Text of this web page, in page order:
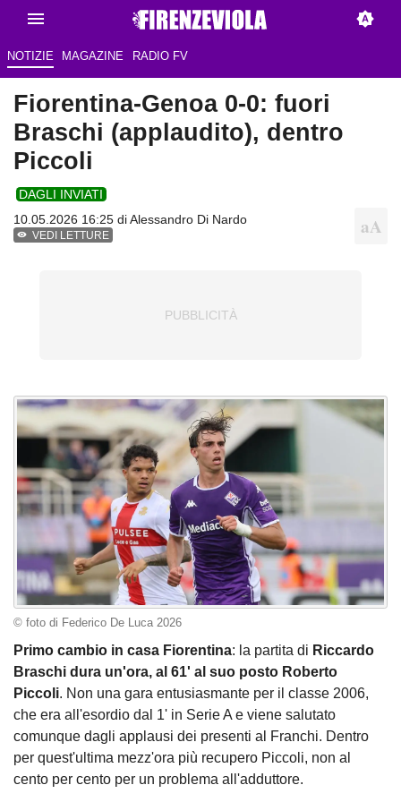
NOTIZIE MAGAZINE RADIO FV
Fiorentina-Genoa 0-0: fuori
Braschi (applaudito), dentro
Piccoli
DAGLI INVIATI
10.05.2026 16:25 diAlessandro Di Nardo
VEDI LETTURE
© foto di Federico De Luca 2026
Primo cambio in casa Fiorentina: la partita di Riccardo
Braschi dura un'ora, al 61' al suo posto Roberto
Piccoli. Non una gara entusiasmante per il classe 2006,
che era all'esordio dal 1' in Serie A e viene salutato
comunque dagli applausi dei presenti al Franchi. Dentro
per quest'ultima mezz'ora più recupero Piccoli, non al
cento per cento per un problema all'adduttore.